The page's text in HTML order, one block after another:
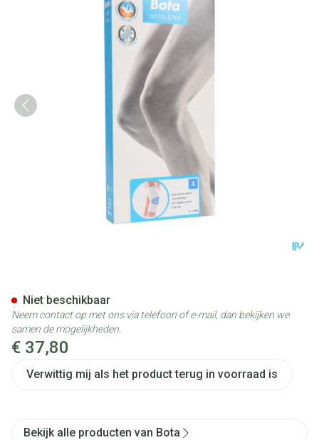
€ 37,80
Verwittig mij als het product terug in voorraad is
Niet beschikbaar
Neem contact op met ons via telefoon of e-mail, dan bekijken we
samen de mogelijkheden.
Bekijk alle producten van Bota